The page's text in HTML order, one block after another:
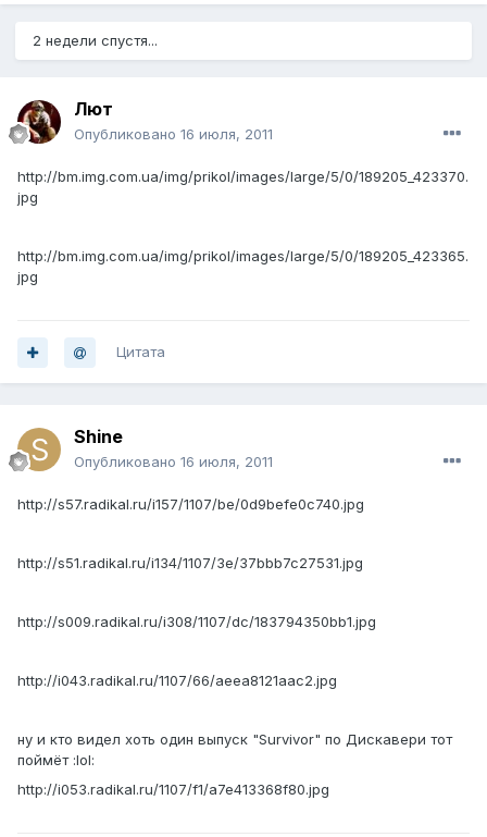
2 недели спустя...
Лют
Опубликовано 16 июля, 2011
http://bm.img.com.ua/img/prikol/images/large/5/0/189205_423370.
jpg
http://bm.img.com.ua/img/prikol/images/large/5/0/189205_423365.
jpg
Цитата
Shine
Опубликовано 16 июля, 2011
http://s57.radikal.ru/i157/1107/be/0d9befe0c740.jpg
http://s51.radikal.ru/i134/1107/3e/37bbb7c27531.jpg
http://s009.radikal.ru/i308/1107/dc/183794350bb1.jpg
http://i043.radikal.ru/1107/66/aeea8121aac2.jpg
ну и кто видел хоть один выпуск "Survivor" по Дискавери тот
поймёт :lol:
http://i053.radikal.ru/1107/f1/a7e413368f80.jpg